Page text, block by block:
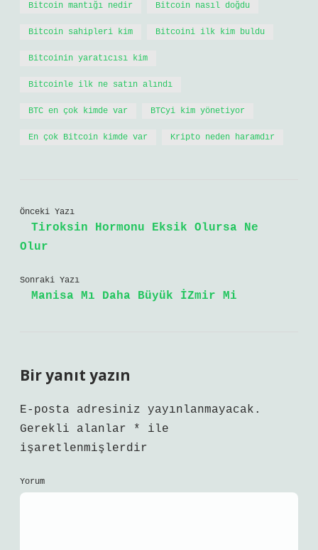
Bitcoin mantığı nedir Bitcoin nasıl doğdu
Bitcoin sahipleri kim Bitcoini ilk kim buldu
Bitcoinin yaratıcısı kim
Bitcoinle ilk ne satın alındı
BTC en çok kimde var BTCyi kim yönetiyor
En çok Bitcoin kimde var Kripto neden haramdır
Önceki Yazı
Tiroksin Hormonu Eksik Olursa Ne
Olur
Sonraki Yazı
Manisa Mı Daha Büyük İZmir Mi
Bir yanıt yazın
E-posta adresiniz yayınlanmayacak.
Gerekli alanlar
*
ile
işaretlenmişlerdir
Yorum